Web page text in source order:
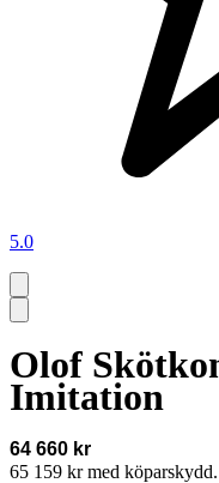
5.0
Olof
Imitation
64 660 kr
65 159 kr med köparskydd.